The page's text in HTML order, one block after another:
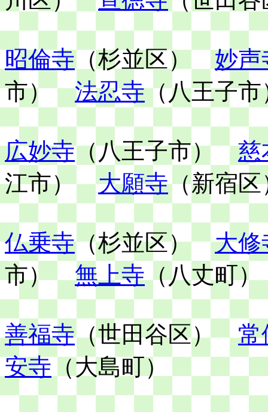
昭倫寺 （杉並区） 妙声
市）法忍寺（八王子市
広妙寺（八王子市）慈
江市）大願寺（新宿区
仏乗寺（杉並区）大修
市）無上寺（八丈町）
善福寺（世田谷区）常
安寺 （大島町）